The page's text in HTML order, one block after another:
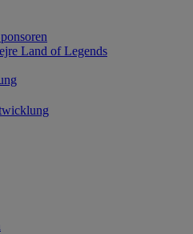
Land of Legends